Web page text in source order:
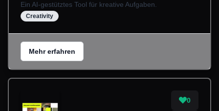
Ein AI-gestütztes Tool für kreative Aufgaben.
Creativity
Mehr erfahren
0